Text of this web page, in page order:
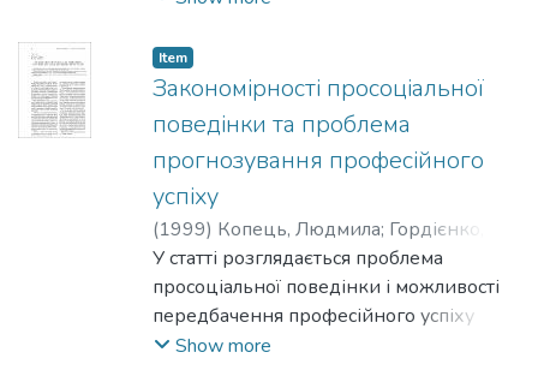
наводяться педагогічні прийоми
формування культури мислення
студентів.
Item
Закономірності просоціальної
поведінки та проблема
прогнозування професійного
успіху
(1999) Копець, Людмила; Гордієнко,
Валерій
У статті розглядається проблема
просоціальної поведінки і можливості
передбачення професійного успіху
особи на основі знання про її
Show more